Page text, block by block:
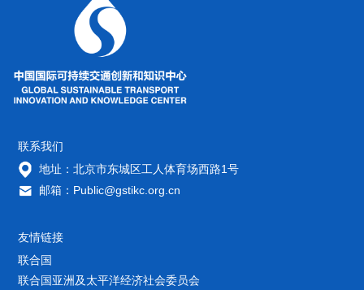
联系我们
地址：北京市东城区工人体育场西路1号
邮箱：Public@gstikc.org.cn
友情链接
联合国
联合国亚洲及太平洋经济社会委员会